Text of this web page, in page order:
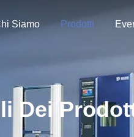
Siamo Prodotti
Dei